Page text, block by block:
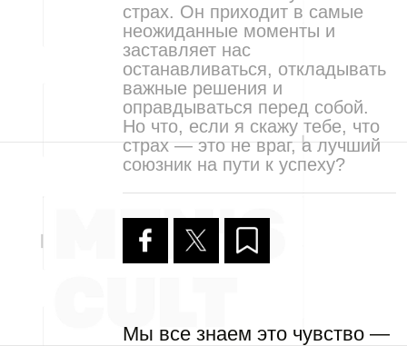
страх. Он приходит в самые
неожиданные моменты и
заставляет нас
останавливаться, откладывать
важные решения и
оправдываться перед собой.
Но что, если я скажу тебе, что
страх — это не враг, а лучший
союзник на пути к успеху?
Мы все знаем это чувство —